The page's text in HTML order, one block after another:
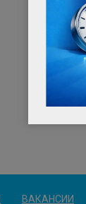
ВАКАНСИИ